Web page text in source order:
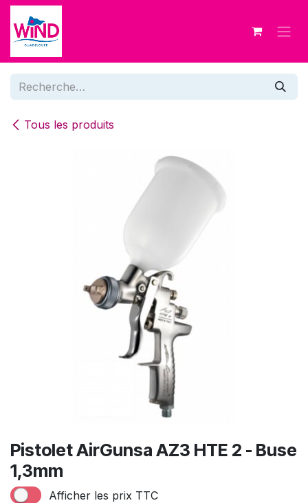
Se rendre au contenu
Tous les produits
Pistolet AirGunsa AZ3 HTE 2 - Buse
1,3mm
Afficher les prix TTC